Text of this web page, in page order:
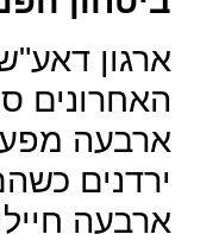
ארגון
האחרונים
ארבעה
ירדנים
ארבעה